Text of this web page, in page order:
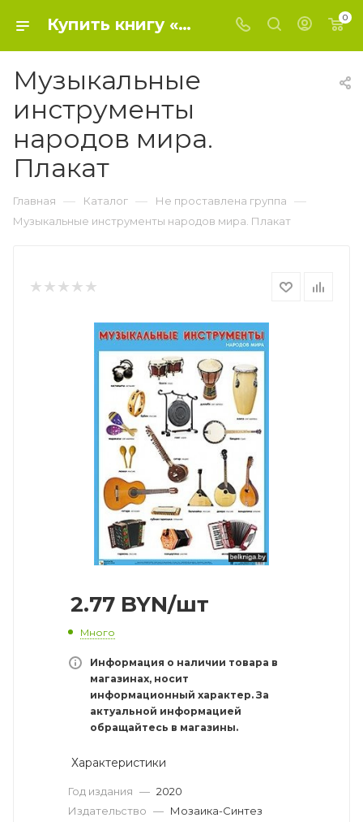
Купить книгу «Музыкальные инструменты народов мира. Плакат» 2020, - Не проставлена группа 0
Музыкальные
инструменты
народов мира.
Плакат
Главная — Каталог — Не проставлена группа —
Музыкальные инструменты народов мира. Плакат
2.77 BYN/шт
Много
Информация о наличии товара в
магазинах, носит
информационный характер. За
актуальной информацией
обращайтесь в магазины.
Характеристики
Год издания — 2020
Издательство — Мозаика-Синтез